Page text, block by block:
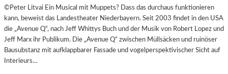
©Peter Litvai Ein Musical mit Muppets? Dass das durchaus funktionieren
kann, beweist das Landestheater Niederbayern. Seit 2003 findet in den USA
die „Avenue Q“, nach Jeff Whittys Buch und der Musik von Robert Lopez und
Jeff Marx ihr Publikum. Die „Avenue Q“ zwischen Müllsäcken und ruinöser
Bausubstanz mit aufklappbarer Fassade und vogelperspektivischer Sicht auf
Interieurs…